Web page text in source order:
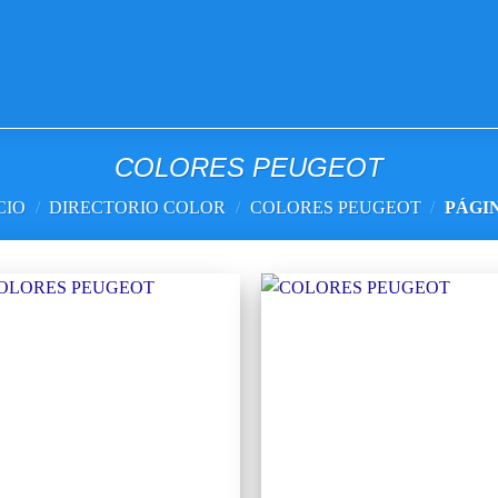
COLORES PEUGEOT
/ DIRECTORIO COLOR / COLORES PEUGEOT /